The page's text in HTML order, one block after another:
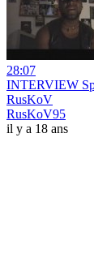
28:07
INTERVIEW
RusKoV
RusKoV95
il y a 18 ans